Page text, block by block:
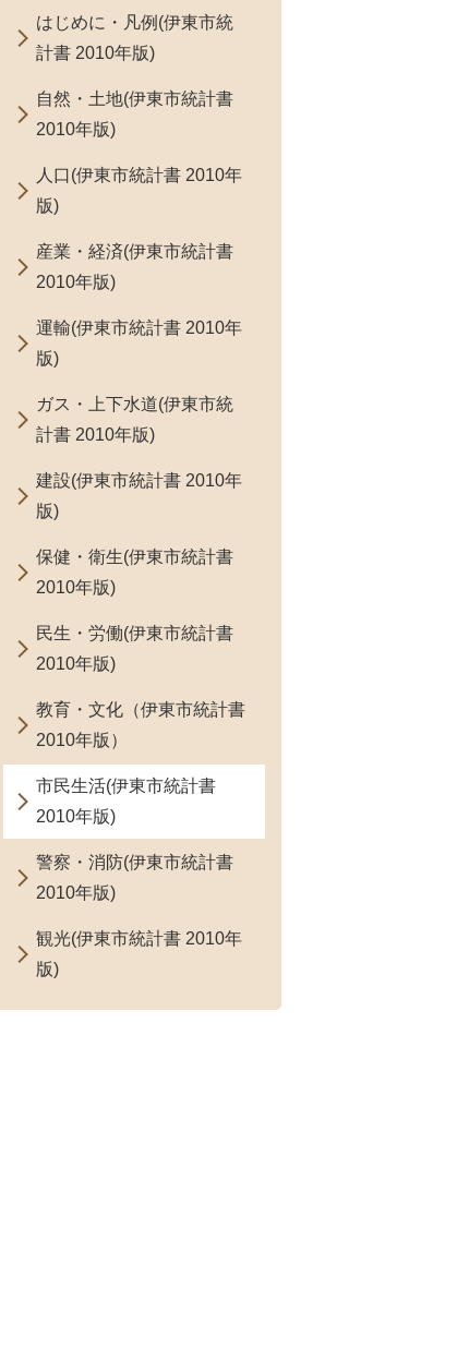
はじめに・凡例(伊東市統
計書 2010年版)
自然・土地(伊東市統計書
2010年版)
人口(伊東市統計書 2010年
版)
産業・経済(伊東市統計書
2010年版)
運輸(伊東市統計書 2010年
版)
ガス・上下水道(伊東市統
計書 2010年版)
建設(伊東市統計書 2010年
版)
保健・衛生(伊東市統計書
2010年版)
民生・労働(伊東市統計書
2010年版)
教育・文化（伊東市統計書
2010年版）
市民生活(伊東市統計書
2010年版)
警察・消防(伊東市統計書
2010年版)
観光(伊東市統計書 2010年
版)